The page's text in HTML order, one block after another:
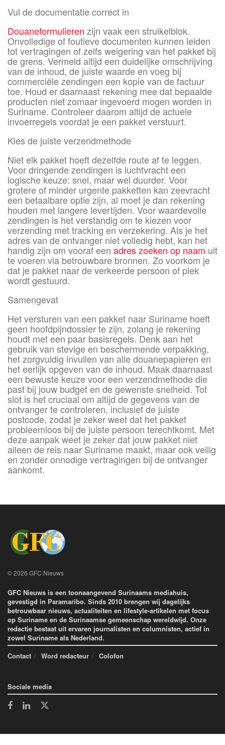
Vul de documentatie correct in
Douaneformulieren zijn vaak een struikelblok.
Onvolledige of foutieve documenten kunnen leiden
tot vertragingen of zelfs weigering van het pakket bij
de grens. Vermeld altijd een duidelijke omschrijving
van de inhoud, de juiste waarde en voeg bij
commerciële zendingen een kopie van de factuur
toe. Houd er daarnaast rekening mee dat bepaalde
producten niet zomaar ingevoerd mogen worden in
Suriname. Controleer daarom altijd de actuele
invoerregels voordat je een pakket verstuurt.
Kies de juiste verzendmethode
Niet elk pakket hoeft dezelfde route af te leggen.
Voor dringende zendingen is luchtvracht een
logische keuze: snel, maar wel duurder. Voor
grotere of minder urgente pakketten kan zeevracht
een betaalbare optie zijn, al moet je dan rekening
houden met langere levertijden. Voor waardevolle
zendingen is het verstandig om te kiezen voor
verzending met tracking en verzekering. Als je het
adres van de ontvanger niet volledig hebt, kan het
handig zijn om vooraf een adres zoeken op naam uit
te voeren via betrouwbare bronnen. Zo voorkom je
dat je pakket naar de verkeerde persoon of plek
wordt gestuurd.
Samengevat
Het versturen van een pakket naar Suriname hoeft
geen hoofdpijndossier te zijn, zolang je rekening
houdt met een paar basisregels. Denk aan het
gebruik van stevige en beschermende verpakking,
het zorgvuldig invullen van alle douanepapieren en
het eerlijk opgeven van de inhoud. Maak daarnaast
een bewuste keuze voor een verzendmethode die
past bij jouw budget en de gewenste snelheid. Tot
slot is het cruciaal om altijd de gegevens van de
ontvanger te controleren, inclusief de juiste
postcode, zodat je zeker weet dat het pakket
probleemloos bij de juiste persoon terechtkomt. Met
deze aanpak weet je zeker dat jouw pakket niet
alleen de reis naar Suriname maakt, maar ook veilig
en zonder onnodige vertragingen bij de ontvanger
aankomt.
© 2026 GFC Nieuws
GFC Nieuws is een toonaangevend Surinaams mediahuis,
gevestigd in Paramaribo. Sinds 2010 brengen wij dagelijks
betrouwbaar nieuws, actualiteiten en lifestyle-artikelen met focus
op Suriname en de Surinaamse gemeenschap wereldwijd. Onze
redactie bestaat uit ervaren journalisten en columnisten, actief in
zowel Suriname als Nederland.
Contact
Word redacteur Colofon
Sociale media